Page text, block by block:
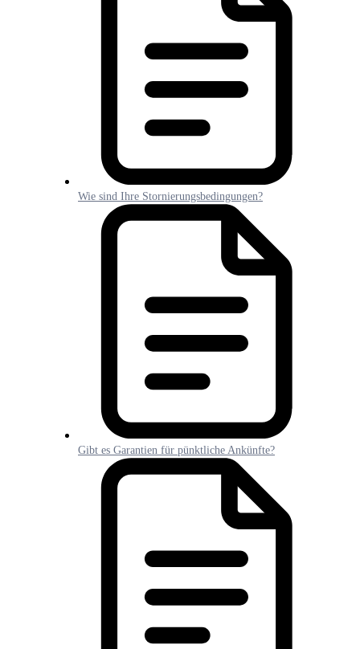
Wie sind Ihre Stornierungsbedingungen?
Gibt es Garantien für pünktliche Ankünfte?